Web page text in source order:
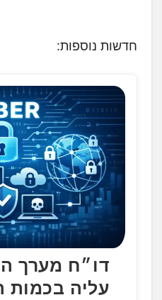
.
חדשות נוספות:
דו״ח מערך
עליה בכמות